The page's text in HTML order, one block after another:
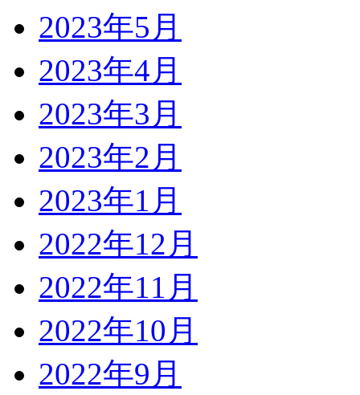
2023年5月
2023年4月
2023年3月
2023年2月
2023年1月
2022年12月
2022年11月
2022年10月
2022年9月